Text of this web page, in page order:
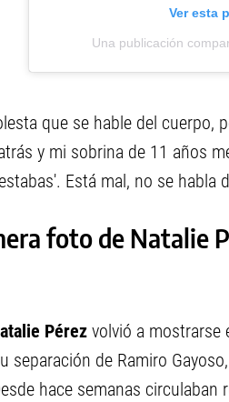
Ver esta
Una publicación
que se hable del cuerpo,
y mi sobrina de 11 años
Está mal, no se habla
foto de Natalie
Pérez volvió a mostrarse
separación de Ramiro
hace semanas